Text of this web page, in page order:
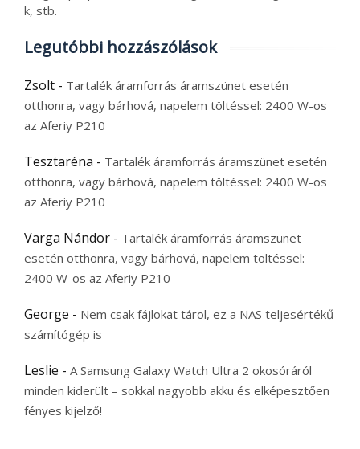
k, stb.
Legutóbbi hozzászólások
Zsolt - Tartalék áramforrás áramszünet esetén
otthonra, vagy bárhová, napelem töltéssel: 2400 W-os
az Aferiy P210
Tesztaréna - Tartalék áramforrás áramszünet esetén
otthonra, vagy bárhová, napelem töltéssel: 2400 W-os
az Aferiy P210
Varga Nándor - Tartalék áramforrás áramszünet
esetén otthonra, vagy bárhová, napelem töltéssel:
2400 W-os az Aferiy P210
George - Nem csak fájlokat tárol, ez a NAS teljesértékű
számítógép is
Leslie - A Samsung Galaxy Watch Ultra 2 okosóráról
minden kiderült – sokkal nagyobb akku és elképesztően
fényes kijelző!